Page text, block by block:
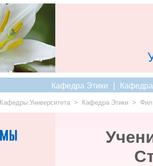
Кафедра Этики |
Кафедры Университета > Кафедра Этики >